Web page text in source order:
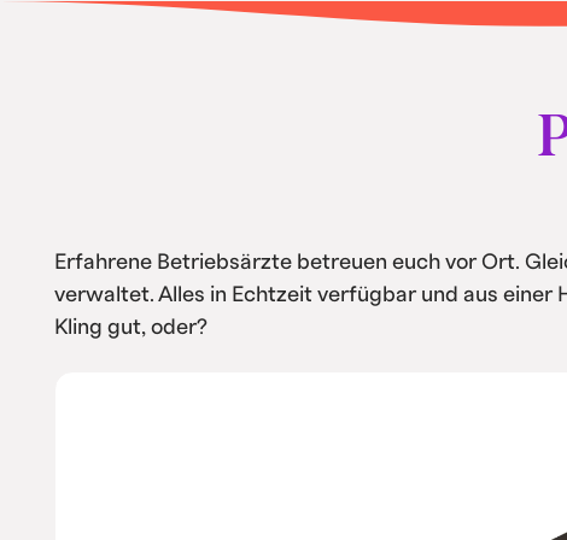
• Intern spart ihr Kosten durch
Erfahrene Betriebsärzte betreuen euch vor Ort.
verwaltet. Alles in Echtzeit verfügbar und aus einer
Kling gut, oder?